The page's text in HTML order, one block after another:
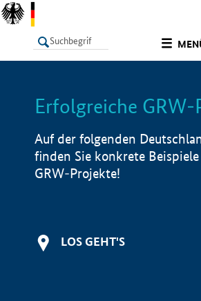
LISTE
Erfolgreiche
Auf der folgenden
finden Sie konkrete
GRW-Projekte!
LOS GEHT'S